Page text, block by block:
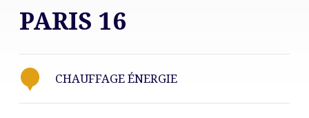
PARIS 16
CHAUFFAGE ÉNERGIE